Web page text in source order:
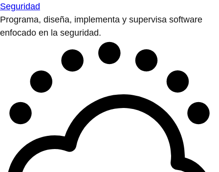
Seguridad
Programa, diseña, implementa y supervisa software
enfocado en la seguridad.